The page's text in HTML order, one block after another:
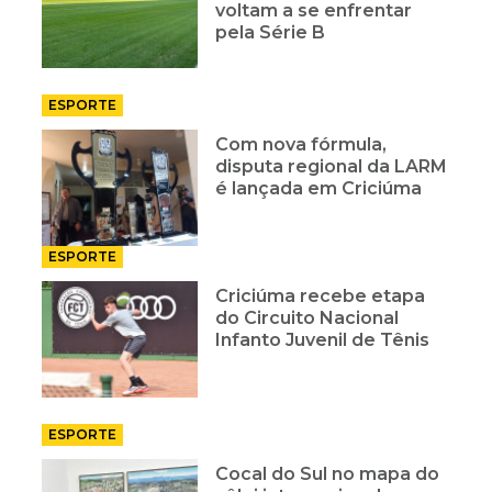
voltam a se enfrentar
pela Série B
ESPORTE
Com nova fórmula,
disputa regional da LARM
é lançada em Criciúma
ESPORTE
Criciúma recebe etapa
do Circuito Nacional
Infanto Juvenil de Tênis
ESPORTE
Cocal do Sul no mapa do